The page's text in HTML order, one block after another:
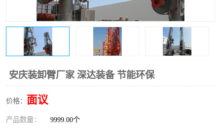
安庆装卸臂厂家 深达装备 节能环保
价格： 面议
产品数量： 9999.00个